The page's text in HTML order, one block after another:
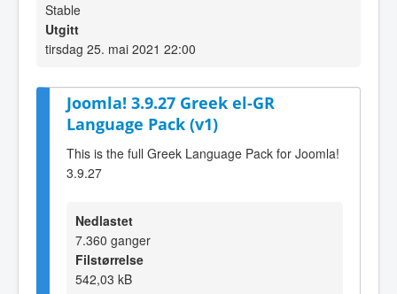
Stable
Utgitt
tirsdag 25. mai 2021 22:00
Joomla! 3.9.27 Greek el-GR
Language Pack (v1)
This is the full Greek Language Pack for Joomla!
3.9.27
Nedlastet
7.360 ganger
Filstørrelse
542,03 kB